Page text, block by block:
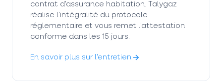
contrat d'assurance habitation. Talygaz
réalise l'intégralité du protocole
réglementaire et vous remet l'attestation
conforme dans les 15 jours.
En savoir plus sur l'entretien